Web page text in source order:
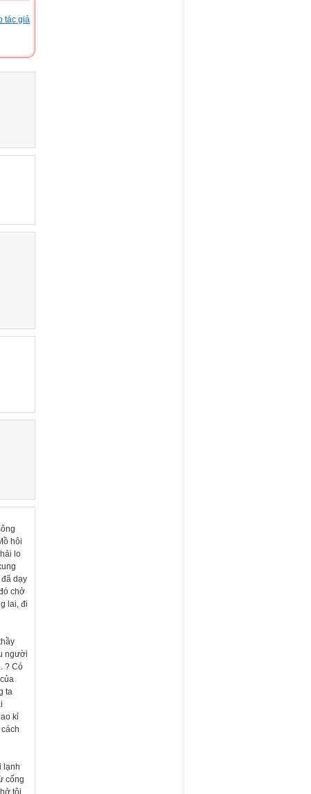
tác giả
hôi
lo
dạy
chở
lai, đi
người
? Có
ta
kỉ
lạnh
cổng
tôi